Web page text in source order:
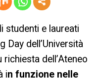
re
studenti e laureati
Day dell’Università
dell’Ateneo
in funzione nelle